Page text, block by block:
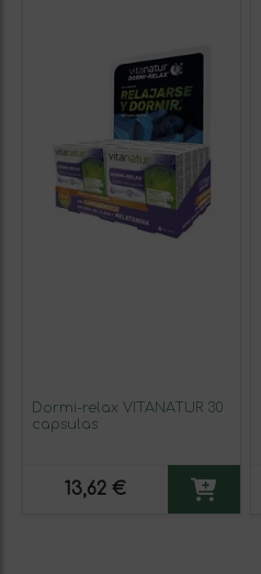
Dormi-relax VITANATUR 30
capsulas
13,62 €